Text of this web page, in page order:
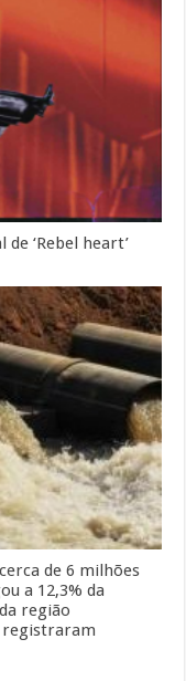
‘Rebel heart’
de 6 milhões
a 12,3% da
região
registraram